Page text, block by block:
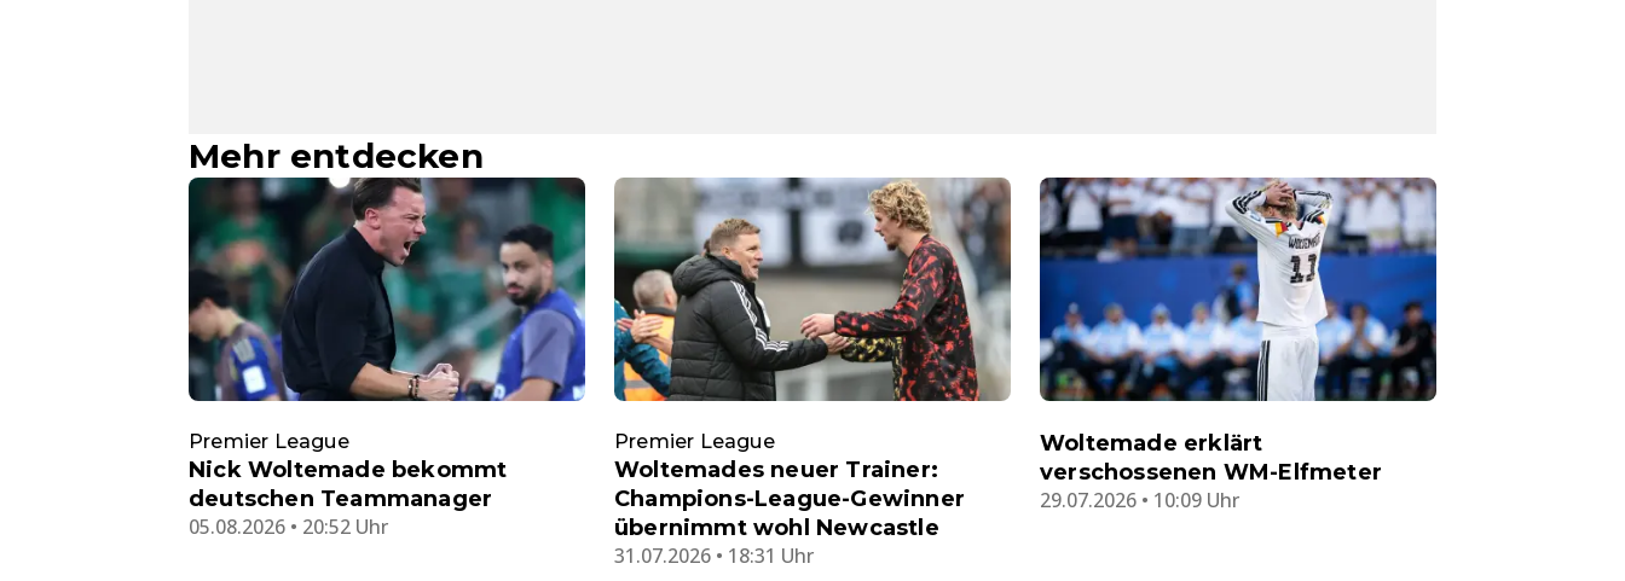
Mehr entdecken
Premier League
Nick Woltemade bekommt
deutschen Teammanager
05.08.2026 • 20:52 Uhr
Premier League
Woltemades neuer Trainer:
Champions-League-Gewinner
übernimmt wohl Newcastle
31.07.2026 • 18:31 Uhr
Woltemade erklärt
verschossenen WM-Elfmeter
29.07.2026 • 10:09 Uhr